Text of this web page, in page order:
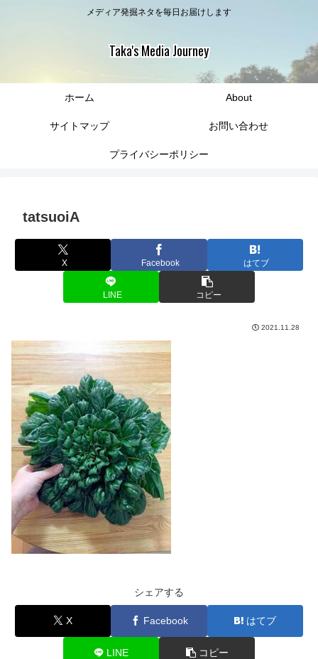
メディア発掘ネタを毎日お届けします
Taka's Media Journey
ホーム About
サイトマップ お問い合わせ
プライバシーポリシー
tatsuoiA
X Facebook はてブ
LINE コピー
2021.11.28
シェアする
X Facebook はてブ
LINE コピー